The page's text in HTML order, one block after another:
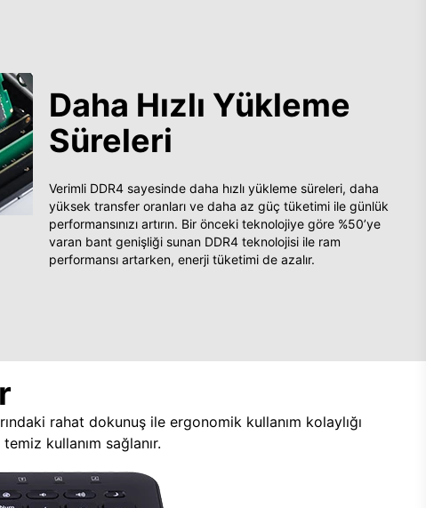
Daha Hızlı Yükleme
Süreleri
Verimli DDR4 sayesinde daha hızlı yükleme süreleri, daha
yüksek transfer oranları ve daha az güç tüketimi ile günlük
performansınızı artırın. Bir önceki teknolojiye göre %50’ye
varan bant genişliği sunan DDR4 teknolojisi ile ram
performansı artarken, enerji tüketimi de azalır.
rahat dokunuş ile ergonomik kullanım kolaylığı
kullanım sağlanır.